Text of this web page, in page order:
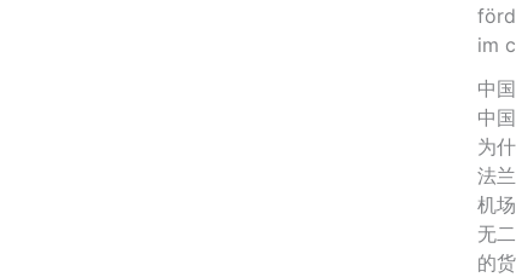
im
中
中
为
法
机
无
的